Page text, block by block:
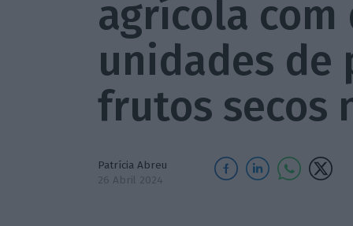
agrícola
unidades de
frutos secos
Patrícia Abreu
26 Abril 2024